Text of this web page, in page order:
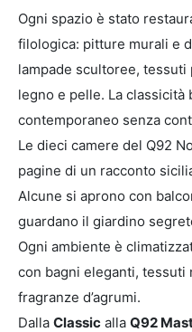
Ogni spazio è stato
filologica: pitture murali e
lampade scultoree,
legno e pelle. La classicità
contemporaneo senza
Le dieci camere del Q92
pagine di un racconto
Alcune si aprono con
guardano il giardino
Ogni ambiente è
con bagni eleganti, tessuti
fragranze d’agrumi.
Dalla Classic alla Q92